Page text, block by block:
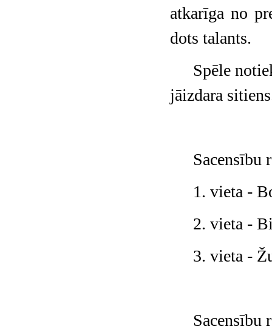
atkarīga no
dots talants.
Spēle
jāizdara
Sacensību
1. vieta -
2. vieta -
3. vieta -
Sacensību